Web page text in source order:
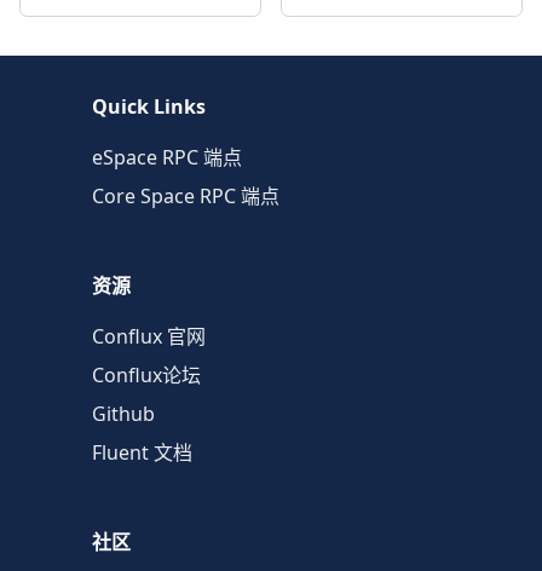
Quick Links
eSpace RPC 端点
Core Space RPC 端点
资源
Conflux 官网
Conflux论坛
Github
Fluent 文档
社区